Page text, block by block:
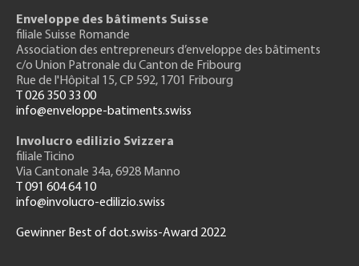
Enveloppe des bâtiments Suisse
filiale Suisse Romande
Association des entrepreneurs d’enveloppe des bâtiments
c/o Union Patronale du Canton de Fribourg
Rue de l'Hôpital 15, CP 592, 1701 Fribourg
T 026 350 33 00
info@enveloppe-batiments.swiss
Involucro edilizio Svizzera
filiale Ticino
Via Cantonale 34a, 6928 Manno
T 091 604 64 10
info@involucro-edilizio.swiss
Gewinner Best of dot.swiss-Award 2022